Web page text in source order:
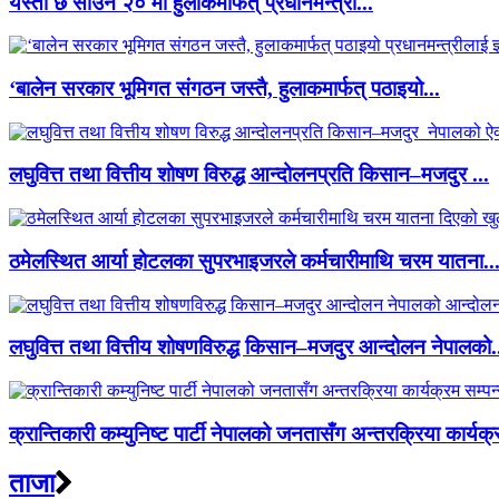
‘बालेन सरकार भूमिगत संगठन जस्तै, हुलाकमार्फत् पठाइयो...
लघुवित्त तथा वित्तीय शोषण विरुद्ध आन्दोलनप्रति किसान–मजदुर ...
ठमेलस्थित आर्या होटलका सुपरभाइजरले कर्मचारीमाथि चरम यातना...
लघुवित्त तथा वित्तीय शोषणविरुद्ध किसान–मजदुर आन्दोलन
क्रान्तिकारी कम्युनिष्ट पार्टी नेपालको जनतासँग अन्तरक्रिया
ताजा